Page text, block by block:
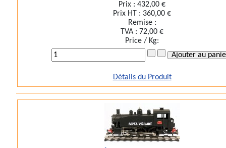
Prix :432,00 €
Prix HT : 360,00 €
Remise :
TVA : 72,00 €
Price / Kg:
Détails du Produit